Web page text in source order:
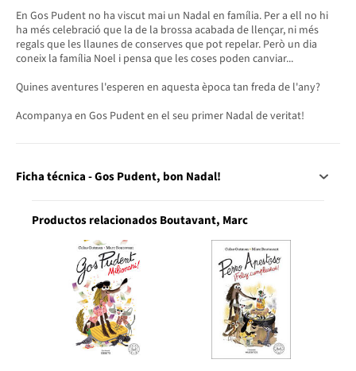
En Gos Pudent no ha viscut mai un Nadal en família. Per a ell no hi
ha més celebració que la de la brossa acabada de llençar, ni més
regals que les llaunes de conserves que pot repelar. Però un dia
coneix la família Noel i pensa que les coses poden canviar...
Quines aventures l'esperen en aquesta època tan freda de l'any?
Acompanya en Gos Pudent en el seu primer Nadal de veritat!
Ficha técnica - Gos Pudent, bon Nadal!
Productos relacionados Boutavant, Marc